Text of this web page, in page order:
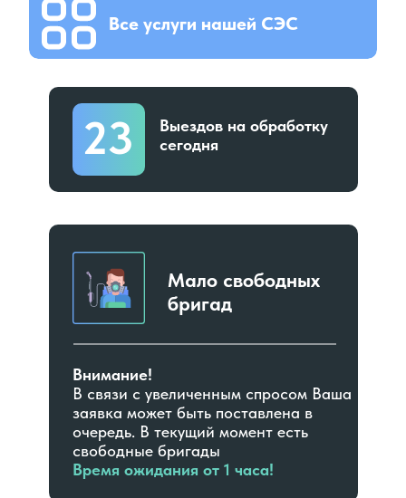
Все услуги нашей СЭС
Внимание!
В связи с увеличенным спросом Ваша
заявка может быть поставлена в
очередь. В текущий момент есть
свободные бригады
Время ожидания от 1 часа!
Мало свободных
бригад
Выездов на обработку
сегодня
23